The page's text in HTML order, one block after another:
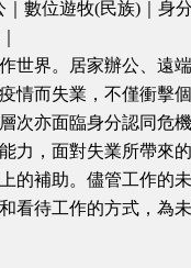
｜數位遊牧(民族)｜身
世界。居家辦公、遠
情而失業，不僅衝擊
次亦面臨身分認同危機
力，面對失業所帶來
的補助。儘管工作的
看待工作的方式，為